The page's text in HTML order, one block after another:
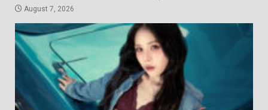
August 7, 2026